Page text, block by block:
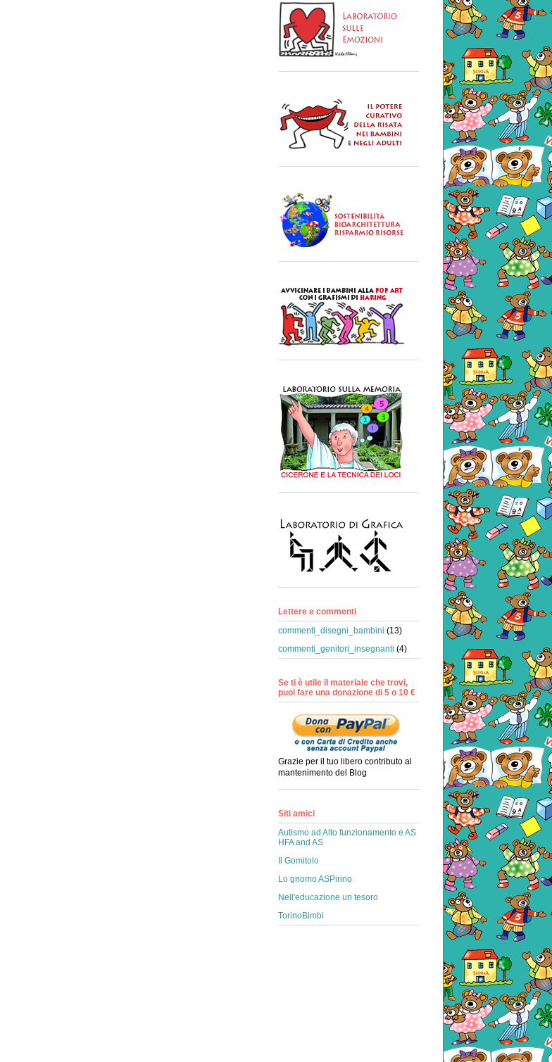
Lettere e commenti
commenti_disegni_bambini (13)
commenti_genitori_insegnanti (4)
Se ti è utile il materiale che trovi,
puoi fare una donazione di 5 o 10 €
Grazie per il tuo libero contributo al
mantenimento del Blog
Siti amici
Autismo ad Alto funzionamento e AS
HFA and AS
Il Gomitolo
Lo gnomo ASPirino
Nell'educazione un tesoro
TorinoBimbi